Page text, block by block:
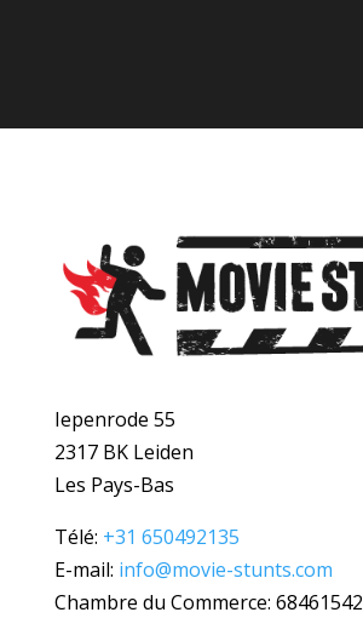
Iepenrode 55
2317 BK Leiden
Les Pays-Bas
Télé: +31 650492135
E-mail: info@movie-stunts.com
Chambre du Commerce: 68461542